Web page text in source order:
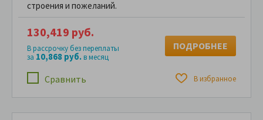
строения и пожеланий.
Сравнить В избранное
130,419 руб.
В рассрочку без переплаты
за 10,868 руб.в месяц
ПОДРОБНЕЕ